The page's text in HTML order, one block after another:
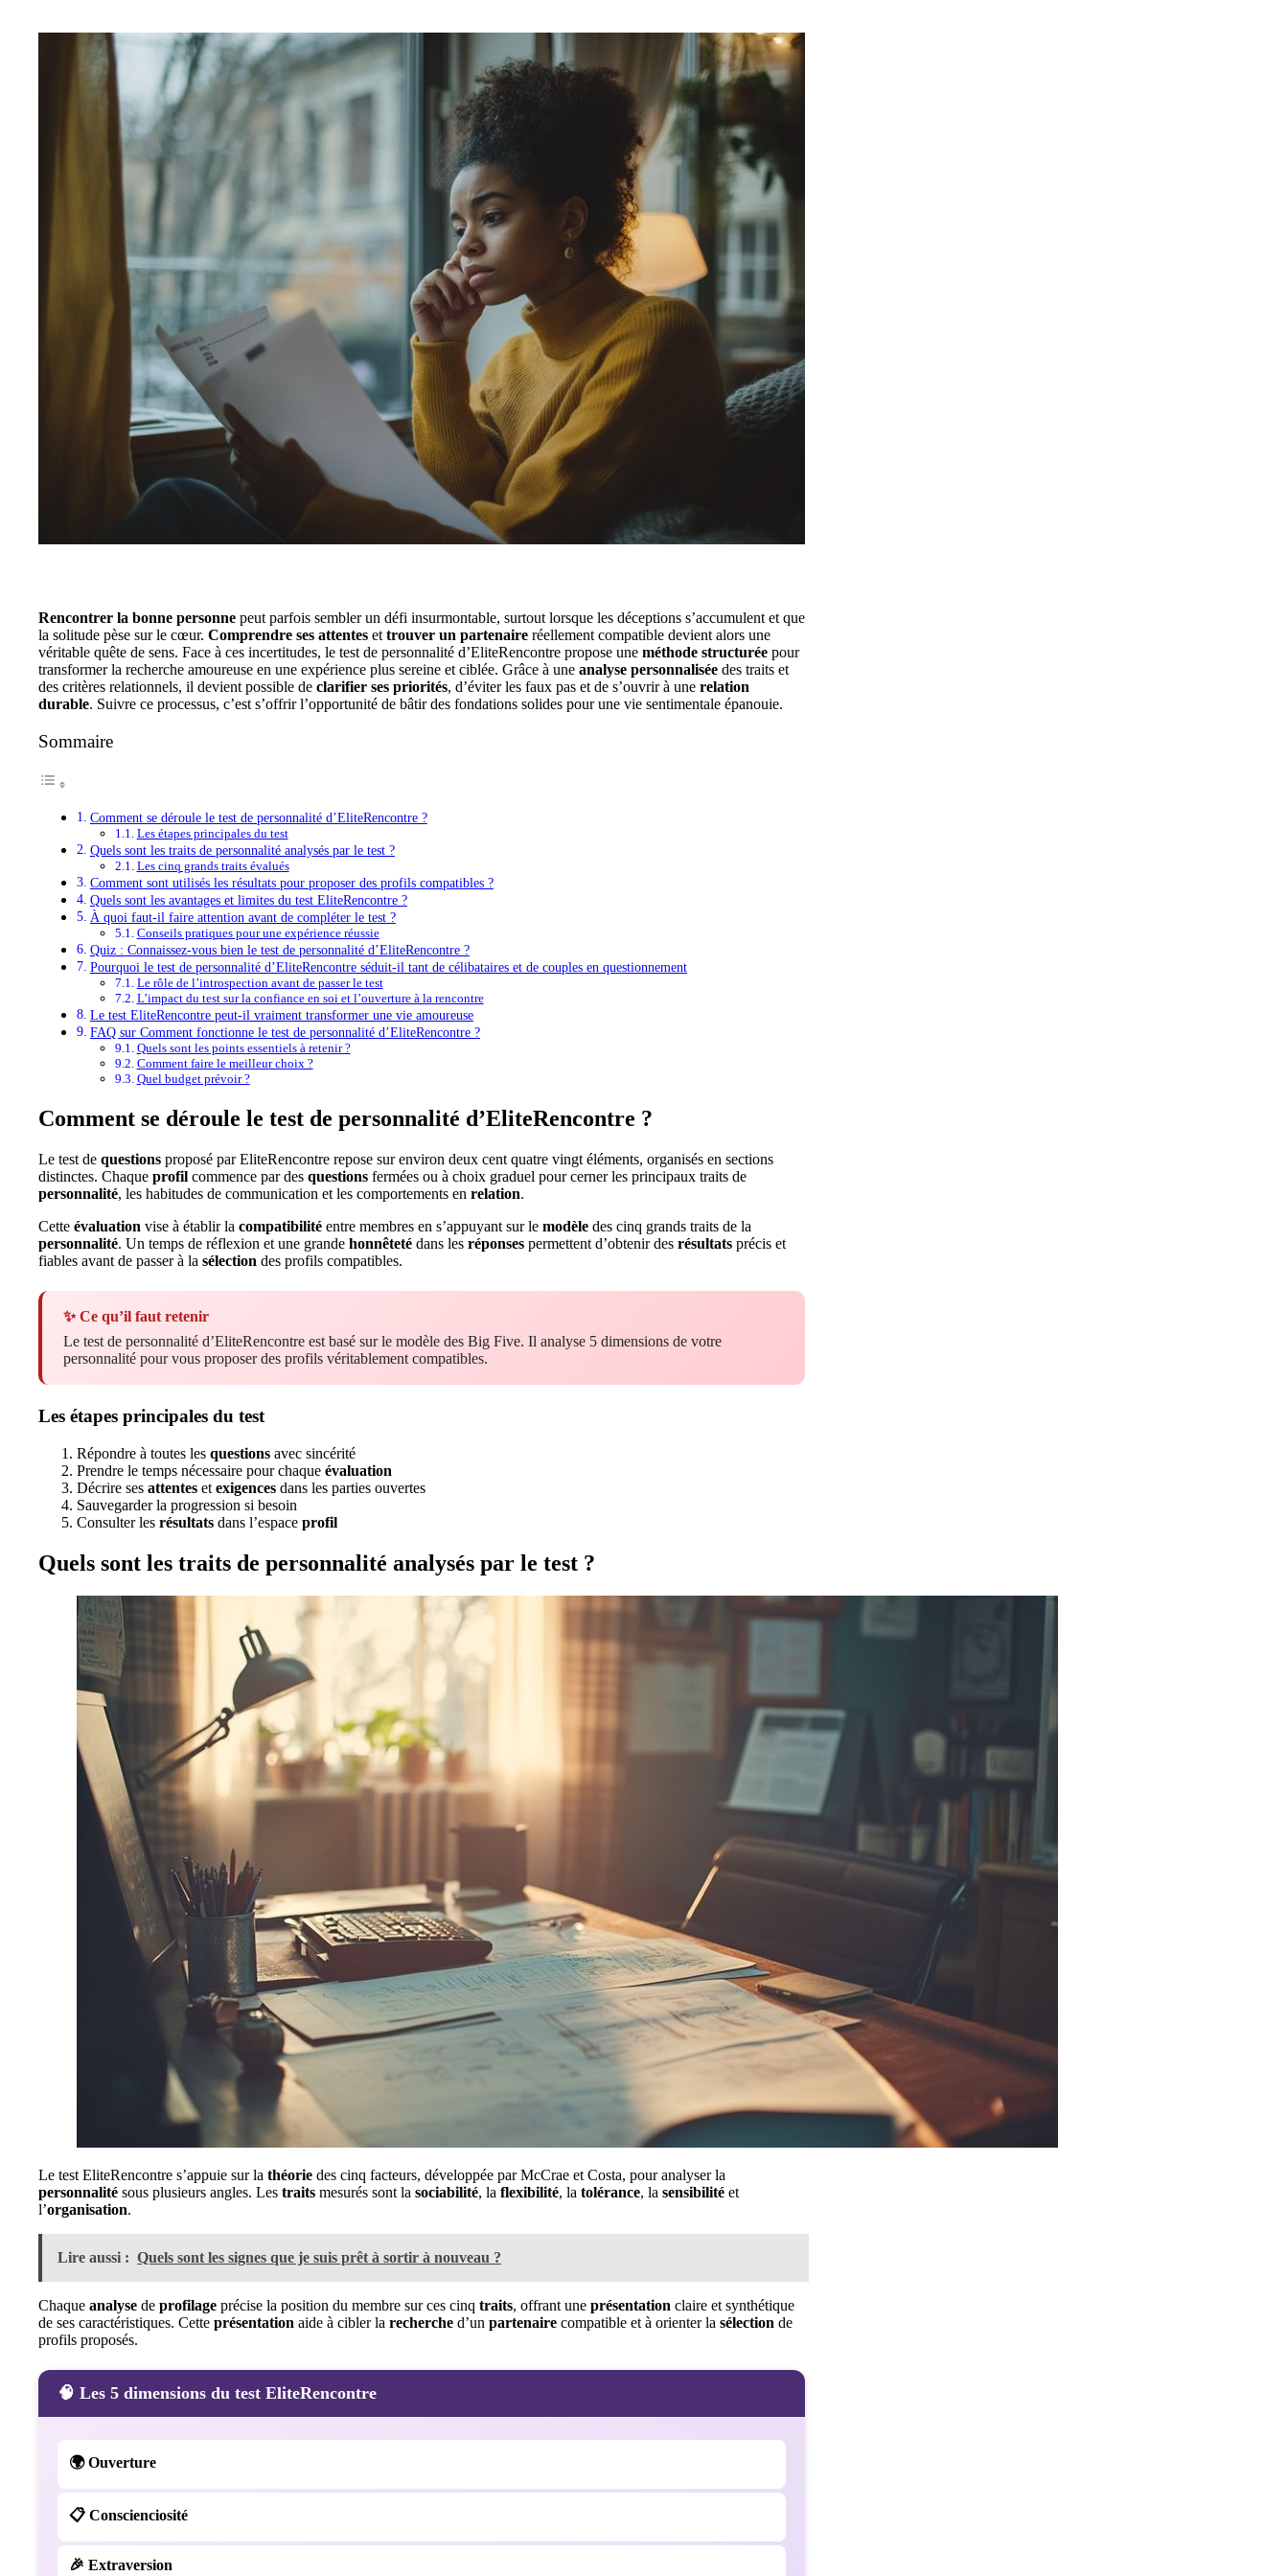
Rencontrer la bonne personne peut parfois sembler un défi insurmontable, surtout lorsque les déceptions s’accumulent et que
la solitude pèse sur le cœur. Comprendre ses attentes et trouver un partenaire réellement compatible devient alors une
véritable quête de sens. Face à ces incertitudes, le test de personnalité d’EliteRencontre propose une méthode structurée pour
transformer la recherche amoureuse en une expérience plus sereine et ciblée. Grâce à une analyse personnalisée des traits et
des critères relationnels, il devient possible de clarifier ses priorités, d’éviter les faux pas et de s’ouvrir à une relation
durable. Suivre ce processus, c’est s’offrir l’opportunité de bâtir des fondations solides pour une vie sentimentale épanouie.
Sommaire
Comment se déroule le test de personnalité d’EliteRencontre ?
Les étapes principales du test
Quels sont les traits de personnalité analysés par le test ?
Les cinq grands traits évalués
Comment sont utilisés les résultats pour proposer des profils compatibles ?
Quels sont les avantages et limites du test EliteRencontre ?
À quoi faut-il faire attention avant de compléter le test ?
Conseils pratiques pour une expérience réussie
Quiz : Connaissez-vous bien le test de personnalité d’EliteRencontre ?
Pourquoi le test de personnalité d’EliteRencontre séduit-il tant de célibataires et de couples en questionnement
Le rôle de l’introspection avant de passer le test
L’impact du test sur la confiance en soi et l’ouverture à la rencontre
Le test EliteRencontre peut-il vraiment transformer une vie amoureuse
FAQ sur Comment fonctionne le test de personnalité d’EliteRencontre ?
Quels sont les points essentiels à retenir ?
Comment faire le meilleur choix ?
Quel budget prévoir ?
Comment se déroule le test de personnalité d’EliteRencontre ?
Le test de questions proposé par EliteRencontre repose sur environ deux cent quatre vingt éléments, organisés en sections
distinctes. Chaque profil commence par des questions fermées ou à choix graduel pour cerner les principaux traits de
personnalité, les habitudes de communication et les comportements en relation.
Cette évaluation vise à établir la compatibilité entre membres en s’appuyant sur le modèle des cinq grands traits de la
personnalité. Un temps de réflexion et une grande honnêteté dans les réponses permettent d’obtenir des résultats précis et
fiables avant de passer à la sélection des profils compatibles.
✨ Ce qu’il faut retenir
Le test de personnalité d’EliteRencontre est basé sur le modèle des Big Five. Il analyse 5 dimensions de votre
personnalité pour vous proposer des profils véritablement compatibles.
Les étapes principales du test
Répondre à toutes les questions avec sincérité
Prendre le temps nécessaire pour chaque évaluation
Décrire ses attentes et exigences dans les parties ouvertes
Sauvegarder la progression si besoin
Consulter les résultats dans l’espace profil
Quels sont les traits de personnalité analysés par le test ?
Le test EliteRencontre s’appuie sur la théorie des cinq facteurs, développée par McCrae et Costa, pour analyser la
personnalité sous plusieurs angles. Les traits mesurés sont la sociabilité, la flexibilité, la tolérance, la sensibilité et
l’organisation.
Lire aussi : Quels sont les signes que je suis prêt à sortir à nouveau ?
Chaque analyse de profilage précise la position du membre sur ces cinq traits, offrant une présentation claire et synthétique
de ses caractéristiques. Cette présentation aide à cibler la recherche d’un partenaire compatible et à orienter la sélection de
profils proposés.
🧠 Les 5 dimensions du test EliteRencontre
🌍 Ouverture
📋 Conscienciosité
🎉 Extraversion